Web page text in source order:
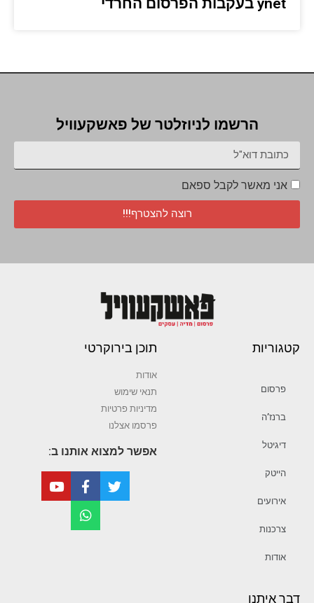
ynet בעקבות הפרסום החרדי
הרשמו לניוזלטר של פאשקעוויל
אני מאשר לקבל ספאם
רוצה להצטרף!!!
קטגוריות
פרסום
ברנז’ה
דיגיטל
הייטק
אירועים
צרכנות
אודות
תוכן בירוקרטי
אודות
תנאי שימוש
מדיניות פרטיות
פרסמו אצלנו
אפשר למצוא אותנו ב:
דבר איתנו